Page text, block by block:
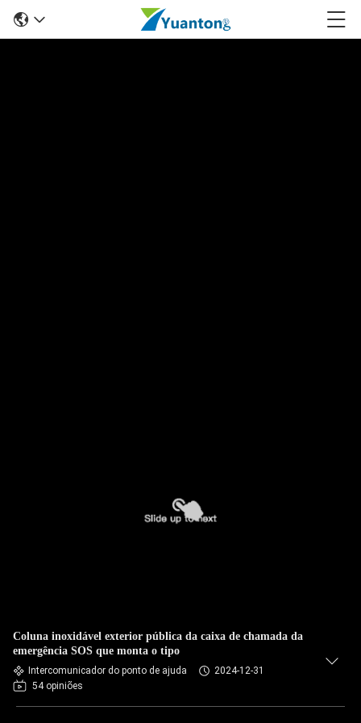
Coluna inoxidável exterior pública da caixa de chamada da
emergência SOS que monta o tipo
Intercomunicador do ponto de ajuda
2024-12-31
54 opiniões